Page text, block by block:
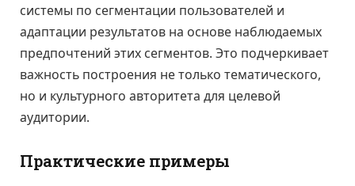
системы по сегментации пользователей и
адаптации результатов на основе наблюдаемых
предпочтений этих сегментов. Это подчеркивает
важность построения не только тематического,
но и культурного авторитета для целевой
аудитории.
Практические примеры